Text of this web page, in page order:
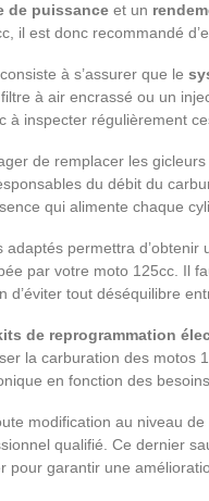
de puissance et un
il est donc recommandé
à s’assurer que le
à air encrassé ou un
à inspecter régulièrement
de remplacer les
du débit du
qui alimente chaque
adaptés permettra
par votre moto 125cc. Il
d’éviter tout déséquilibre
de reprogrammation
la carburation des motos
en fonction des
modification au niveau
qualifié. Ce dernier
pour garantir une